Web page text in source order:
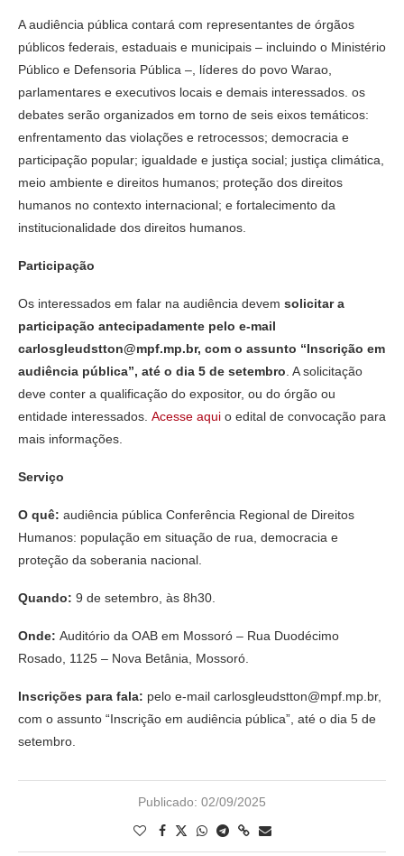
A audiência pública contará com representantes de órgãos
públicos federais, estaduais e municipais – incluindo o Ministério
Público e Defensoria Pública –, líderes do povo Warao,
parlamentares e executivos locais e demais interessados. os
debates serão organizados em torno de seis eixos temáticos:
enfrentamento das violações e retrocessos; democracia e
participação popular; igualdade e justiça social; justiça climática,
meio ambiente e direitos humanos; proteção dos direitos
humanos no contexto internacional; e fortalecimento da
institucionalidade dos direitos humanos.
Participação
Os interessados em falar na audiência devem solicitar a
participação antecipadamente pelo e-mail
carlosgleudstton@mpf.mp.br, com o assunto “Inscrição em
audiência pública”, até o dia 5 de setembro . A solicitação
deve conter a qualificação do expositor, ou do órgão ou
entidade interessados. Acesse aqui o edital de convocação para
mais informações.
Serviço
O quê: audiência pública Conferência Regional de Direitos
Humanos: população em situação de rua, democracia e
proteção da soberania nacional.
Quando: 9 de setembro, às 8h30.
Onde: Auditório da OAB em Mossoró – Rua Duodécimo
Rosado, 1125 – Nova Betânia, Mossoró.
Inscrições para fala: pelo e-mail carlosgleudstton@mpf.mp.br,
com o assunto “Inscrição em audiência pública”, até o dia 5 de
setembro.
Publicado: 02/09/2025